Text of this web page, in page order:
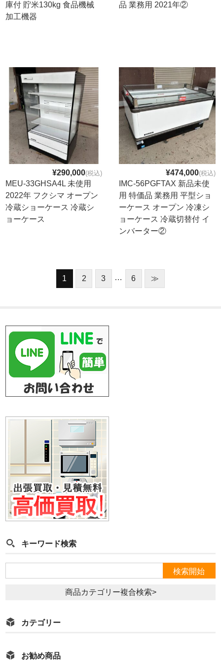
庫付 貯米130kg 食品機械
加工機器
品 業務用 2021年②
¥290,000(税込)
MEU-33GHSA4L 未使用
2022年 フクシマ オープン
冷蔵ショーケース 冷蔵シ
ョーケース
¥474,000(税込)
IMC-56PGFTAX 新品未使
用 特価品 業務用 平型ショ
ーケース オープン 冷凍シ
ョーケース 冷蔵切替付 イ
ンバーター②
1 2 3 … 6 ≫
キーワード検索
商品カテゴリー複合検索>
カテゴリー
お勧め商品